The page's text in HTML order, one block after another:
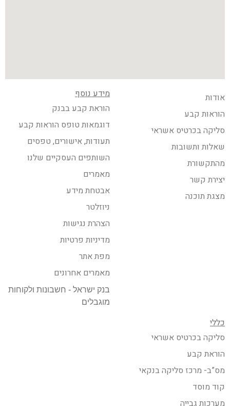
אודות
הוראות קבע
סליקה בכרטיס אשראי
שאלות ותשובות
מהתקשורת
יצירת קשר
מצגת תוכנה
מידע נוסף
הוראת קבע בבנק
דוגמאות טופס הוראות קבע
תעודות, אישורים, טפסים
השותפים העסקיים שלנו
מאמרים
אבטחת מידע
ניוזלטר
הצהרת נגישות
מדיניות פרטיות
מפת אתר
מאמרים אחרונים
בנק ישראל - חשבונות ולקוחות
מוגבלים
כללי
סליקה בכרטיס אשראי
הוראת קבע
מס”ב- מרכז סליקה בנקאי
קוד מוסד
מערכות גבייה